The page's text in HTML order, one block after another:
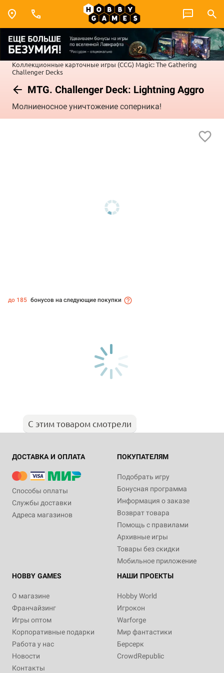
Коллекционные карточные игры (CCG) Magic: The Gathering
Challenger Decks
MTG. Challenger Deck: Lightning Aggro
Молниеносное уничтожение соперника!
до 185 бонусов на следующие покупки
С этим товаром смотрели
ДОСТАВКА И ОПЛАТА
Способы оплаты
Службы доставки
Адреса магазинов
ПОКУПАТЕЛЯМ
Подобрать игру
Бонусная программа
Информация о заказе
Возврат товара
Помощь с правилами
Архивные игры
Товары без скидки
Мобильное приложение
HOBBY GAMES
О магазине
Франчайзинг
Игры оптом
Корпоративные подарки
Работа у нас
Новости
Контакты
НАШИ ПРОЕКТЫ
Hobby World
Игрокон
Warforge
Мир фантастики
Берсерк
CrowdRepublic